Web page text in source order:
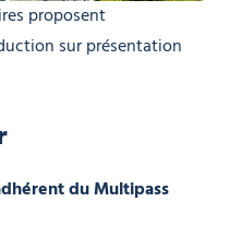
proposent
sur présentation
du Multipass